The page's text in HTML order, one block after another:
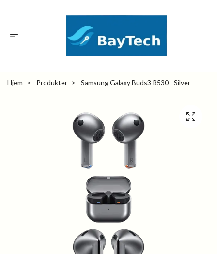
Hjem Produkter Samsung Galaxy Buds3 R530 - Silver